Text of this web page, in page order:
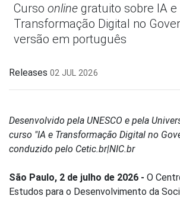
Curso online gratuito sobre IA e
Transformação Digital no
versão em português
Releases 02 JUL 2026
Desenvolvido pela UNESCO e pela
curso "IA e Transformação Digital no
conduzido pelo Cetic.br|NIC.br
São Paulo, 2 de julho de 2026 - O
Estudos para o Desenvolvimento da